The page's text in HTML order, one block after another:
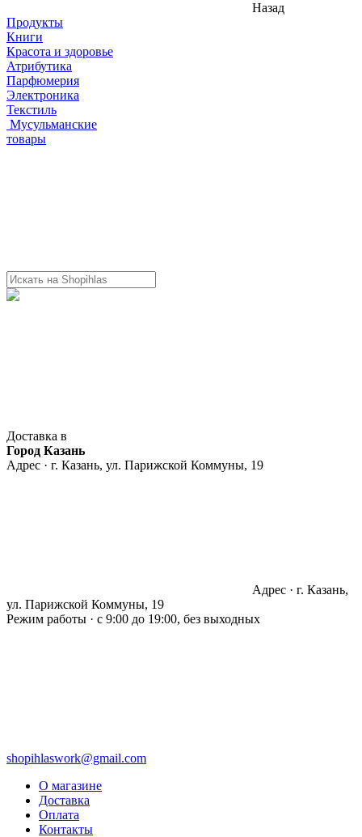
Назад
Продукты
Книги
Красота и здоровье
Атрибутика
Парфюмерия
Электроника
Текстиль
Мусульманские
товары
Доставка в
Город Казань
Адрес · г. Казань, ул. Парижской Коммуны, 19
Адрес · г. Казань,
ул. Парижской Коммуны, 19
Режим работы · с 9:00 до 19:00, без выходных
shopihlaswork@gmail.com
О магазине
Доставка
Оплата
Контакты